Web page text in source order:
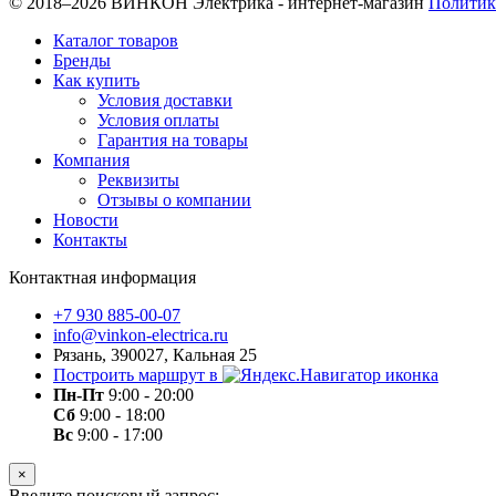
Каталог товаров
Бренды
Как купить
Условия доставки
Условия оплаты
Гарантия на товары
Компания
Реквизиты
Отзывы о компании
Новости
Контакты
Контактная информация
+7 930 885-00-07
info@vinkon-electrica.ru
Рязань, 390027, Кальная 25
Построить маршрут в
Пн-Пт 9:00 - 20:00
Сб 9:00 - 18:00
Вс 9:00 - 17:00
×